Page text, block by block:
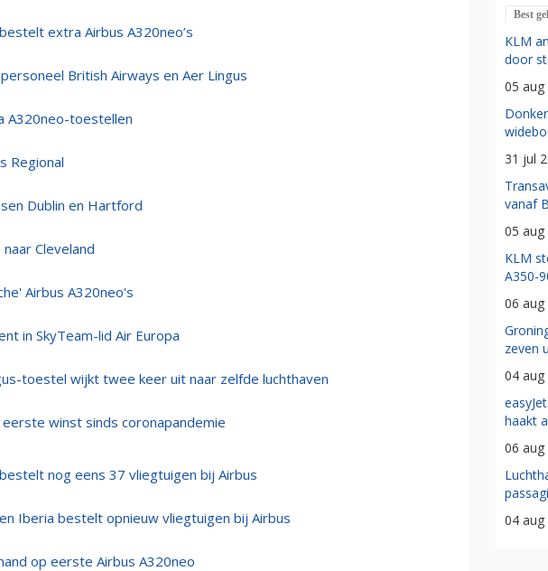
extra Airbus A320neo’s
British Airways en Aer Lingus
A320neo-toestellen
Regional
Dublin en Hartford
Cleveland
Airbus A320neo's
in SkyTeam-lid Air Europa
toestel wijkt twee keer uit naar zelfde luchthaven
winst sinds coronapandemie
nog eens 37 vliegtuigen bij Airbus
Iberia bestelt opnieuw vliegtuigen bij Airbus
op eerste Airbus A320neo
Best
KLM
door
05 aug
31 jul
vanaf
05 aug
KLM
A350-
06 aug
zeven
04 aug
haakt
06 aug
04 aug